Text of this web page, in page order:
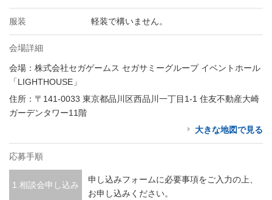
服装 軽装で構いません。
会場詳細
会場：株式会社セガゲームス セガサミーグループ イベントホール
「LIGHTHOUSE」
住所：〒141-0033 東京都品川区西品川一丁目1-1 住友不動産大崎
ガーデンタワー11階
大きな地図で見る
応募手順
1.相談会申し込み
申し込みフォームに必要事項をご入力の上、
お申し込みください。